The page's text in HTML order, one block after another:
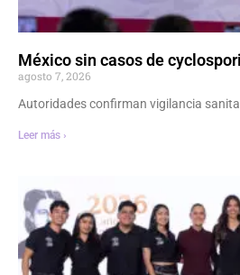
México sin casos de
agosto 7, 2026
Autoridades confirman vigilancia
Leer más ›